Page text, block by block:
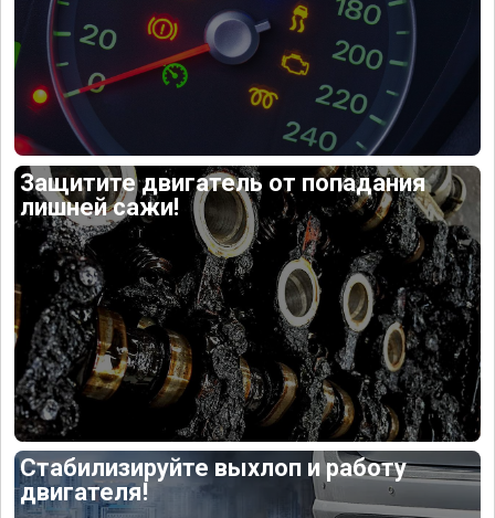
Защитите двигатель от попадания
лишней сажи!
Стабилизируйте выхлоп и работу
двигателя!